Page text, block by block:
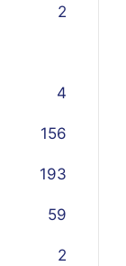
2
4
156
193
59
2